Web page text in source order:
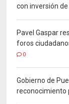
con inversión
Pavel Gaspar
foros
0
Gobierno de
reconocimiento